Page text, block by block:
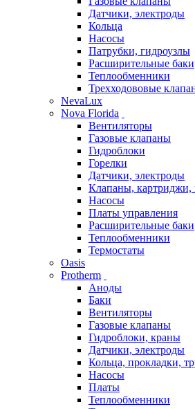
Датчики, электроды
Кольца
Насосы
Патрубки, гидроузлы
Расширительные баки
Теплообменники
Трехходововые
NevaLux
Nova Florida
Вентиляторы
Газовые клапаны
Гидроблоки
Горелки
Датчики, электроды
Клапаны, картриджи,
Насосы
Платы управления
Расширительные баки
Теплообменники
Термостаты
Oasis
Protherm
Аноды
Баки
Вентиляторы
Газовые клапаны
Гидроблоки, краны
Датчики, электроды
Кольца, прокладки,
Насосы
Платы
Теплообменники